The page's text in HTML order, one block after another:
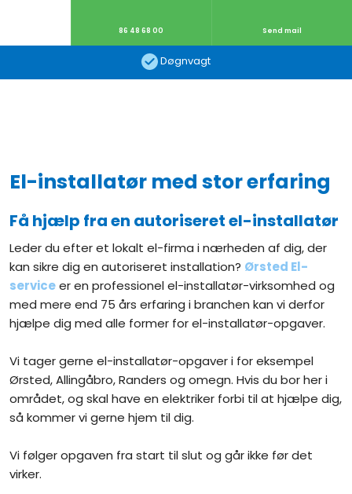
86 48 68 00​ Send mail
Døgnvagt​
El-installatør med stor erfaring
Få hjælp fra en autoriseret el-installatør
Leder du efter et lokalt el-firma i nærheden af dig, der
kan sikre dig en autoriseret installation? Ørsted El-
serviceer en professionel el-installatør-virksomhed og
med mere end 75 års erfaring i branchen kan vi derfor
hjælpe dig med alle former for el-installatør-opgaver.
Vi tager gerne el-installatør-opgaver i for eksempel
Ørsted, Allingåbro, Randers og omegn. Hvis du bor her i
området, og skal have en elektriker forbi til at hjælpe dig,
så kommer vi gerne hjem til dig.
Vi følger opgaven fra start til slut og går ikke før det
virker.